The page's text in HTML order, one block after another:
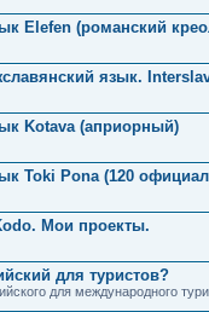
Elefen (романский
язык.
Kotava (априорный)
Toki Pona (120
Мои проекты.
для туристов?
для международного